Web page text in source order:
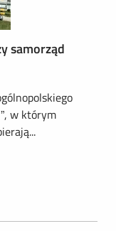
samorząd
w którym